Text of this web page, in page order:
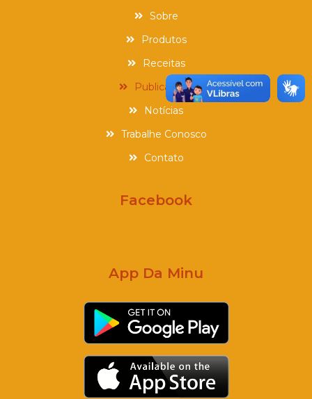
Sobre
Produtos
Receitas
Publicações
Notícias
Trabalhe Conosco
Contato
Facebook
App Da Minu